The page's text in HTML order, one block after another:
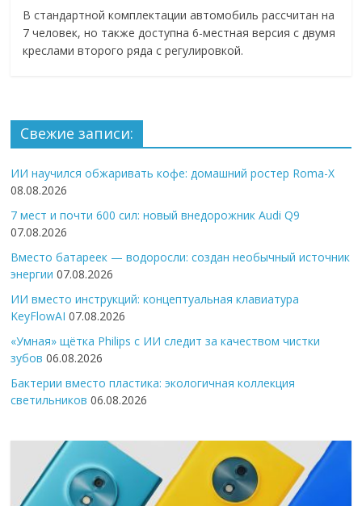
В стандартной комплектации автомобиль рассчитан на
7 человек, но также доступна 6-местная версия с двумя
креслами второго ряда с регулировкой.
Свежие записи:
ИИ научился обжаривать кофе: домашний ростер Roma-X
08.08.2026
7 мест и почти 600 сил: новый внедорожник Audi Q9
07.08.2026
Вместо батареек — водоросли: создан необычный источник
энергии 07.08.2026
ИИ вместо инструкций: концептуальная клавиатура
KeyFlowAI 07.08.2026
«Умная» щётка Philips с ИИ следит за качеством чистки
зубов 06.08.2026
Бактерии вместо пластика: экологичная коллекция
светильников 06.08.2026